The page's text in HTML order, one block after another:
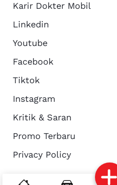
Reservasi
Karir Dokter Mobil
Linkedin
Youtube
Facebook
Tiktok
Instagram
Kritik & Saran
Promo Terbaru
Privacy Policy